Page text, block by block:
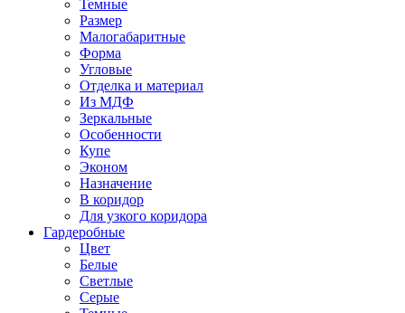
Темные
Размер
Малогабаритные
Форма
Угловые
Отделка и материал
Из МДФ
Зеркальные
Особенности
Купе
Эконом
Назначение
В коридор
Для узкого коридора
Гардеробные
Цвет
Белые
Светлые
Серые